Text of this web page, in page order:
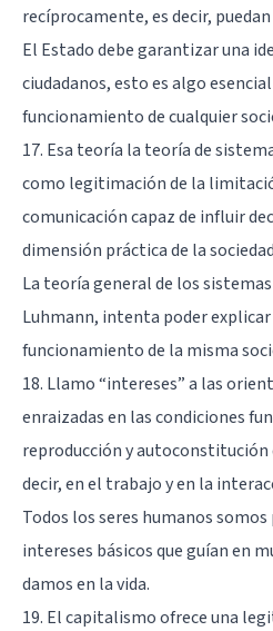
recíprocamente, es decir,
El Estado debe garantizar una
ciudadanos, esto es algo
funcionamiento de cualquier
17. Esa teoría la teoría de
como legitimación de la
comunicación capaz de influir
dimensión práctica de la
La teoría general de los
Luhmann, intenta poder
funcionamiento de la misma
18. Llamo “intereses” a las
enraizadas en las condiciones
reproducción y autoconstitución
decir, en el trabajo y en la
Todos los seres humanos somos
intereses básicos que guían en
damos en la vida.
19. El capitalismo ofrece una